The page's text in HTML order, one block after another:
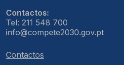
Contactos:
Tel: 211 548 700
info@compete2030.gov.pt
Contactos